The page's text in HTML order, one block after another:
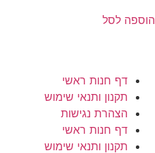
הוספה לסל
דף חנות ראשי
תקנון ותנאי שימוש
הצהרת נגישות
דף חנות ראשי
תקנון ותנאי שימוש